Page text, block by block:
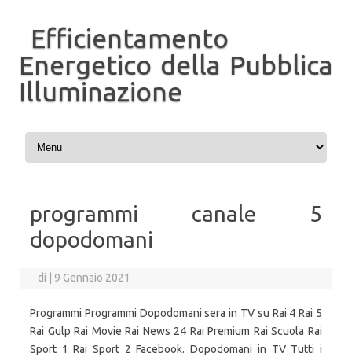
Efficientamento
Energetico della Pubblica
Illuminazione
Vai al contenuto
programmi canale 5
dopodomani
di 9 Gennaio 2021
Programmi Programmi Dopodomani sera in TV su Rai 4 Rai 5
Rai Gulp Rai Movie Rai News 24 Rai Premium Rai Scuola Rai
Sport 1 Rai Sport 2 Facebook. Dopodomani in TV Tutti i